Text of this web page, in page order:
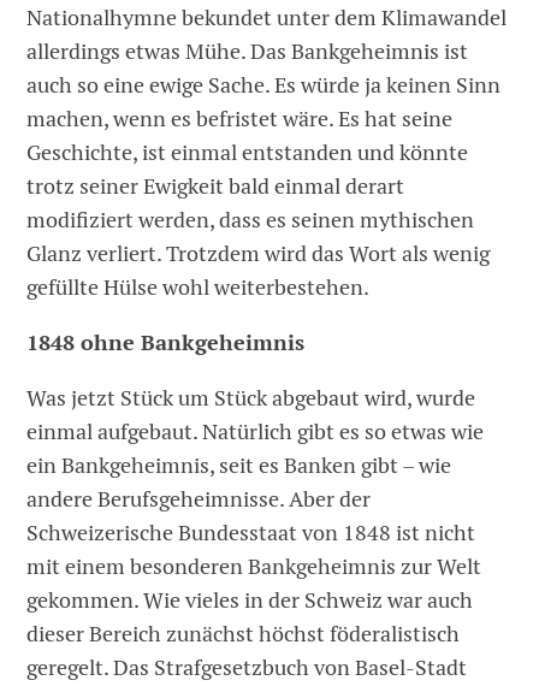
Nationalhymne bekundet unter dem Klimawandel
allerdings etwas Mühe. Das Bankgeheimnis ist
auch so eine ewige Sache. Es würde ja keinen Sinn
machen, wenn es befristet wäre. Es hat seine
Geschichte, ist einmal entstanden und könnte
trotz seiner Ewigkeit bald einmal derart
modifiziert werden, dass es seinen mythischen
Glanz verliert. Trotzdem wird das Wort als wenig
gefüllte Hülse wohl weiterbestehen.
1848 ohne Bankgeheimnis
Was jetzt Stück um Stück abgebaut wird, wurde
einmal aufgebaut. Natürlich gibt es so etwas wie
ein Bankgeheimnis, seit es Banken gibt – wie
andere Berufsgeheimnisse. Aber der
Schweizerische Bundesstaat von 1848 ist nicht
mit einem besonderen Bankgeheimnis zur Welt
gekommen. Wie vieles in der Schweiz war auch
dieser Bereich zunächst höchst föderalistisch
geregelt. Das Strafgesetzbuch von Basel-Stadt